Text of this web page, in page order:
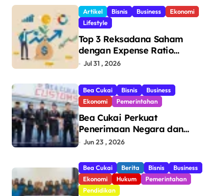
Makassar
Artikel Bisnis Business
Ekonomi
Lifestyle
Top 3 Reksadana Saham
dengan Expense Ratio
Terendah
Jul 31 , 2026
Bea Cukai Bisnis
Business
Ekonomi
Pemerintahan
Bea Cukai Perkuat
Penerimaan Negara dan
Pengawasan, Setor Rp123,8
Jun 23 , 2026
Bea Cukai Berita Bisnis
Business
Ekonomi
Hukum
Pemerintahan
Pendidikan